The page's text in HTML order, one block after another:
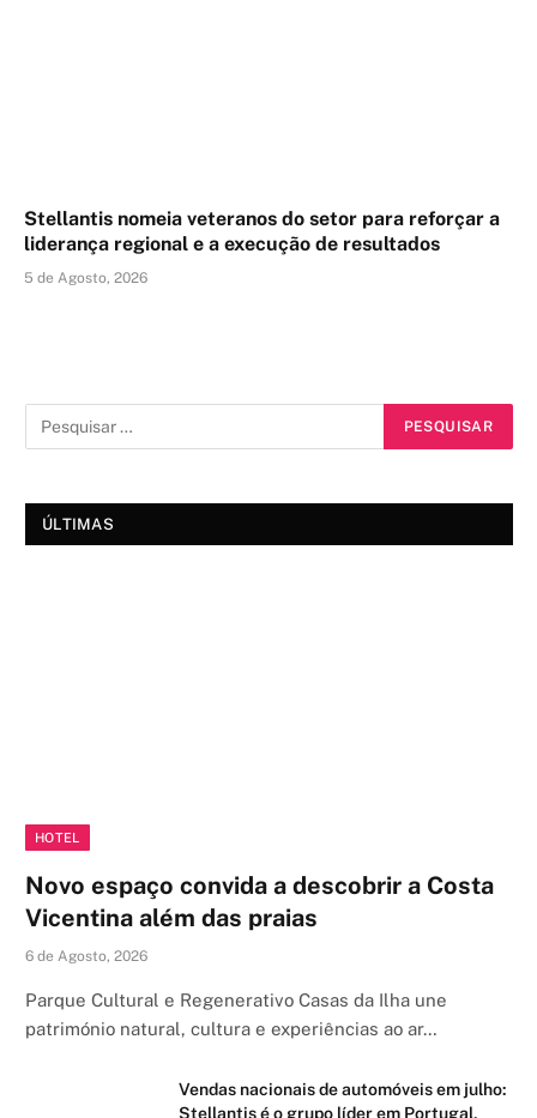
Stellantis nomeia veteranos do setor para reforçar a
liderança regional e a execução de resultados
5 de Agosto, 2026
ÚLTIMAS
HOTEL
Novo espaço convida a descobrir a Costa
Vicentina além das praias
6 de Agosto, 2026
Parque Cultural e Regenerativo Casas da Ilha une
património natural, cultura e experiências ao ar…
Vendas nacionais de automóveis em julho:
Stellantis é o grupo líder em Portugal,